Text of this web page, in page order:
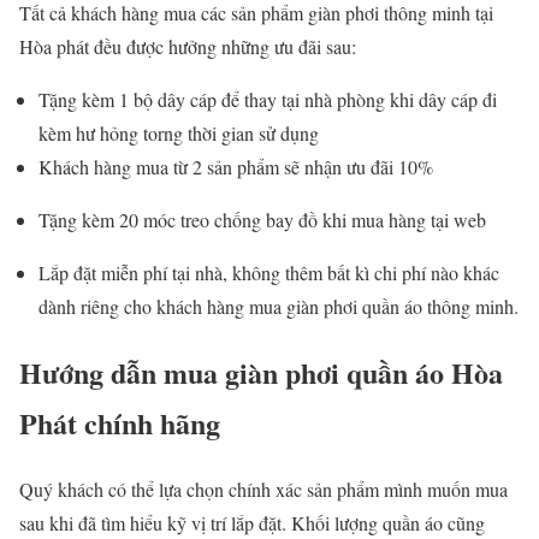
Tất cả khách hàng mua các sản phẩm giàn phơi thông minh tại
Hòa phát đều được hưởng những ưu đãi sau:
Tặng kèm 1 bộ dây cáp để thay tại nhà phòng khi dây cáp đi
kèm hư hỏng torng thời gian sử dụng
Khách hàng mua từ 2 sản phẩm sẽ nhận ưu đãi 10%
Tặng kèm 20 móc treo chống bay đồ khi mua hàng tại web
Lắp đặt miễn phí tại nhà, không thêm bất kì chi phí nào khác
dành riêng cho khách hàng mua giàn phơi quần áo thông minh.
Hướng dẫn mua giàn phơi quần áo Hòa
Phát chính hãng
Quý khách có thể lựa chọn chính xác sản phẩm mình muốn mua
sau khi đã tìm hiểu kỹ vị trí lắp đặt. Khối lượng quần áo cũng